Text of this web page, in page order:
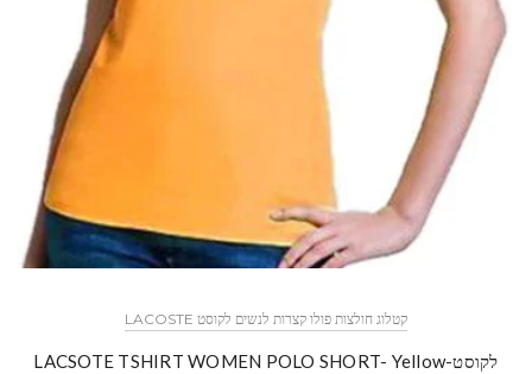
קטלוג חולצות פולו קצרות לנשים לקוסט LACOSTE
לקוסט-LACSOTE TSHIRT WOMEN POLO SHORT- Yellow